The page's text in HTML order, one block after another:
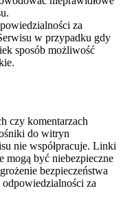
za
w przypadku gdy
sposób możliwość
czy komentarzach
do witryn
nie współpracuje. Linki
mogą być niebezpieczne
bezpieczeństwa
za